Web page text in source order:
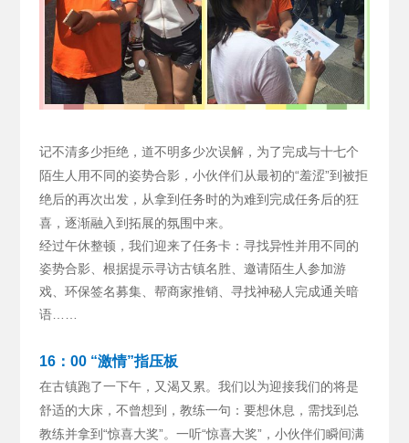
记不清多少拒绝，道不明多少次误解，为了完成与十七个
陌生人用不同的姿势合影，小伙伴们从最初的“羞涩”到被拒
绝后的再次出发，从拿到任务时的为难到完成任务后的狂
喜，逐渐融入到拓展的氛围中来。
经过午休整顿，我们迎来了任务卡：寻找异性并用不同的
姿势合影、根据提示寻访古镇名胜、邀请陌生人参加游
戏、环保签名募集、帮商家推销、寻找神秘人完成通关暗
语……
16：00 “激情”指压板
在古镇跑了一下午，又渴又累。我们以为迎接我们的将是
舒适的大床，不曾想到，教练一句：要想休息，需找到总
教练并拿到“惊喜大奖”。 一听“惊喜大奖”，小伙伴们瞬间满